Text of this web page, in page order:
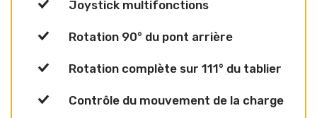
Joystick multifonctions
Rotation 90° du pont arrière
Rotation complète sur 111° du tablier
Contrôle du mouvement de la charge